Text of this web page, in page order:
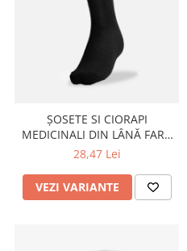
ȘOSETE SI CIORAPI
MEDICINALI DIN LÂNĂ FARA
ELASTIC, FLAUȘATE (PLUȘATE)
28,47 Lei
VEZI VARIANTE